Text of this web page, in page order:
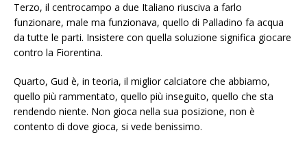
Terzo, il centrocampo a due Italiano riusciva a farlo
funzionare, male ma funzionava, quello di Palladino fa acqua
da tutte le parti. Insistere con quella soluzione significa giocare
contro la Fiorentina.
Quarto, Gud è, in teoria, il miglior calciatore che abbiamo,
quello più rammentato, quello più inseguito, quello che sta
rendendo niente. Non gioca nella sua posizione, non è
contento di dove gioca, si vede benissimo.